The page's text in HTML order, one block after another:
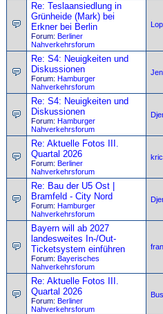
Re: Teslaansiedlung in
Grünheide (Mark) bei
Erkner bei Berlin
Forum: Berliner
Nahverkehrsforum
Re: S4: Neuigkeiten und
Diskussionen
Forum: Hamburger
Nahverkehrsforum
Re: S4: Neuigkeiten und
Diskussionen
Forum: Hamburger
Nahverkehrsforum
Re: Aktuelle Fotos III.
Quartal 2026
Forum: Berliner
Nahverkehrsforum
Re: Bau der U5 Ost |
Bramfeld - City Nord
Forum: Hamburger
Nahverkehrsforum
Bayern will ab 2027
landesweites In-/Out-
Ticketsystem einführen
Forum: Bayerisches
Nahverkehrsforum
Re: Aktuelle Fotos III.
Quartal 2026
Forum: Berliner
Nahverkehrsforum